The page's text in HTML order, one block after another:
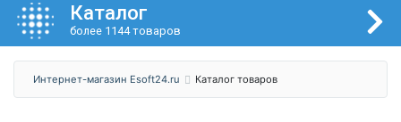
Каталог
более 1144 товаров
Интернет-магазин Esoft24.ru Каталог товаров